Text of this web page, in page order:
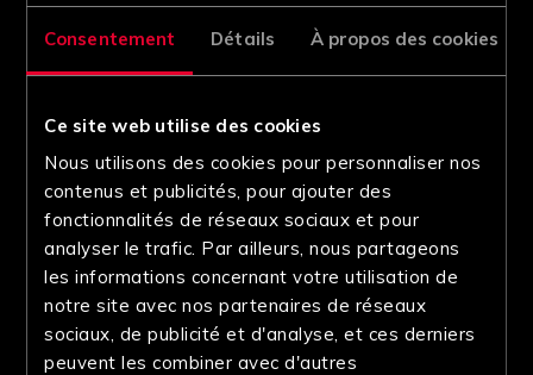
Consentement Détails À propos des cookies
Ce site web utilise des cookies
Nous utilisons des cookies pour personnaliser nos
contenus et publicités, pour ajouter des
fonctionnalités de réseaux sociaux et pour
analyser le trafic. Par ailleurs, nous partageons
les informations concernant votre utilisation de
notre site avec nos partenaires de réseaux
sociaux, de publicité et d'analyse, et ces derniers
peuvent les combiner avec d'autres